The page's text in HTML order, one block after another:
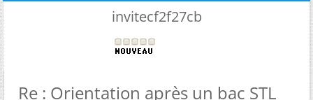
invitecf2f27cb
Re : Orientation après un bac STL